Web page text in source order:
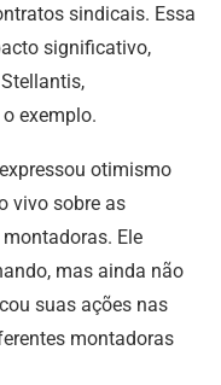
sindicais. Essa
significativo,
exemplo.
otimismo
vivo sobre as
Ele
mas ainda não
suas ações nas
montadoras